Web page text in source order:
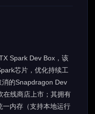
Spark Dev Box，该
芯片，优化持续工
的Snapdragon Dev
在线商店上市；其拥有
内存（支持本地运行